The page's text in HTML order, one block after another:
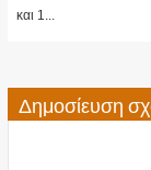
και 1...
Δημοσίευση